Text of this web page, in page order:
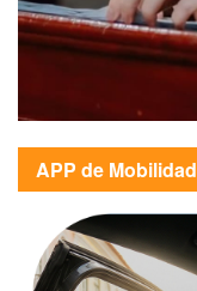
APP de